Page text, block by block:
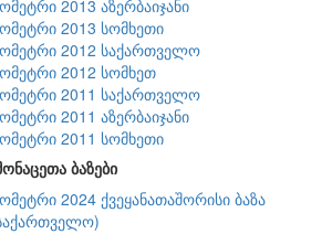
2013 აზერბაიჯანი
2013 სომხეთი
2012 საქართველო
2012 სომხეთ
2011 საქართველო
2011 აზერბაიჯანი
2011 სომხეთი
ბაზები
2024 ქვეყანათაშორისი ბაზა